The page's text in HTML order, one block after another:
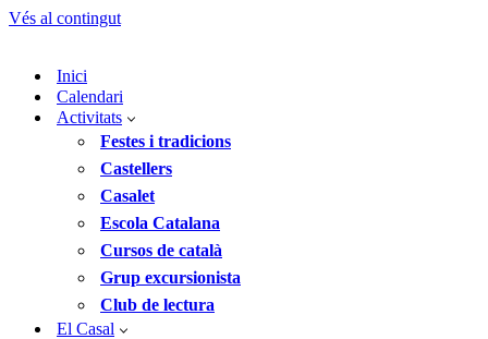
Vés al contingut
Inici
Calendari
Activitats
Festes i tradicions
Castellers
Casalet
Escola Catalana
Cursos de català
Grup excursionista
Club de lectura
El Casal